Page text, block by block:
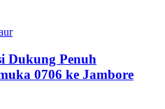
Dukung Penuh
0706 ke Jambore